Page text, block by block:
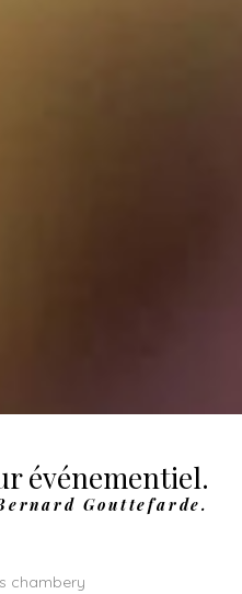
événementiel.
Gouttefarde.
chambery